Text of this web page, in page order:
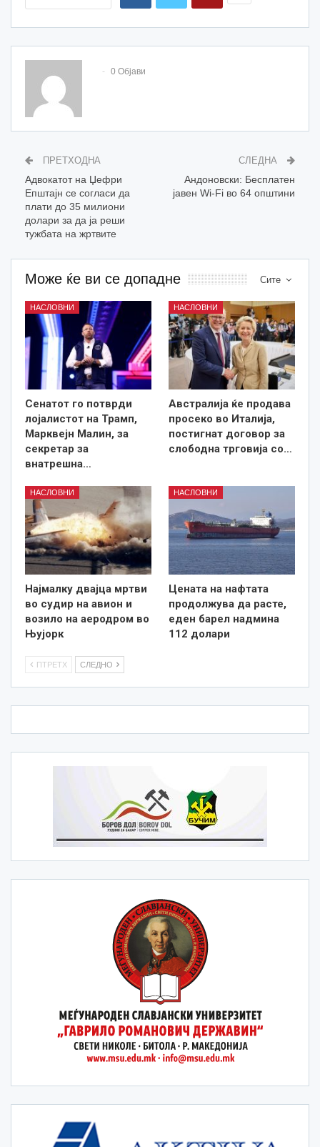
0 Објави
ПРЕТХОДНА
Адвокатот на Џефри
Епштајн се согласи да
плати до 35 милиони
долари за да ја реши
тужбата на жртвите
СЛЕДНА
Андоновски: Бесплатен
јавен Wi-Fi во 64 општини
Сите
Може ќе ви се допадне
НАСЛОВНИ
Сенатот го потврди
лојалистот на Трамп,
Марквејн Малин, за
секретар за
внатрешна…
НАСЛОВНИ
Австралија ќе продава
просеко во Италија,
постигнат договор за
слободна трговија со…
НАСЛОВНИ
Најмалку двајца мртви
во судир на авион и
возило на аеродром во
Њујорк
НАСЛОВНИ
Цената на нафтата
продолжува да расте,
еден барел надмина
112 долари
ПТРЕТХ СЛЕДНО